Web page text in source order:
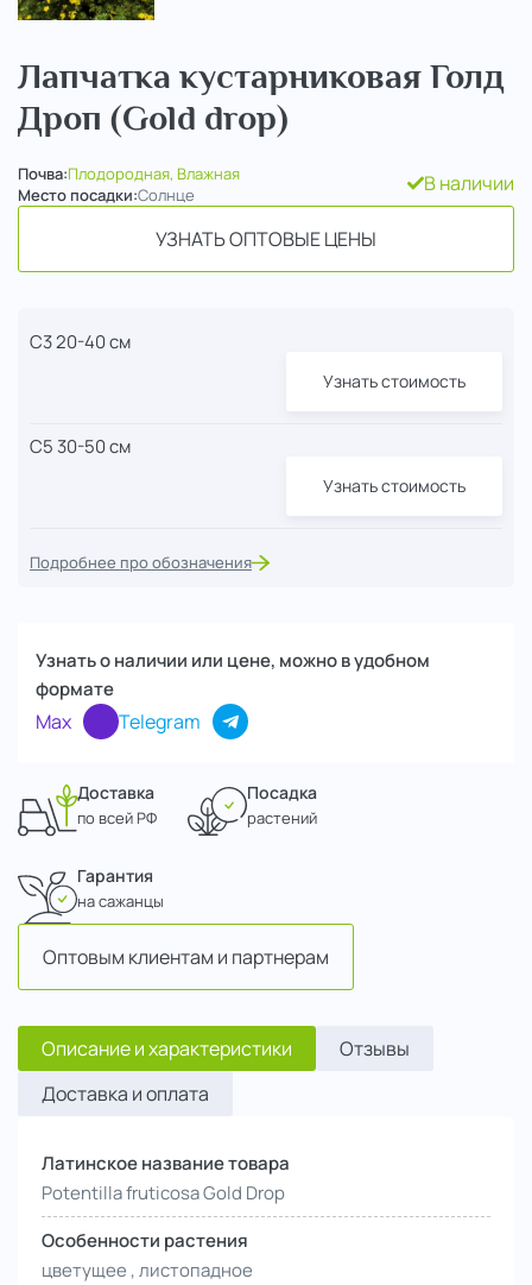
Лапчатка кустарниковая Голд
Дроп (Gold drop)
Почва:Плодородная, Влажная
Место посадки:Солнце В наличии
УЗНАТЬ ОПТОВЫЕ ЦЕНЫ
С3 20-40 см
Узнать стоимость
С5 30-50 см
Узнать стоимость
Подробнее про обозначения
Узнать о наличии или цене, можно в удобном
формате
Max Telegram
Доставка
по всей РФ
Посадка
растений
Гарантия
на сажанцы
Оптовым клиентам и партнерам
Описание и характеристики
Отзывы
Доставка и оплата
Латинское название товара
Potentilla fruticosa Gold Drop
Особенности растения
цветущее , листопадное